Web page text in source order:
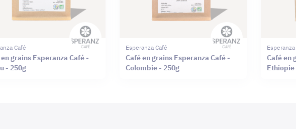
Café
grains Esperanza Café -
- 250g
Esperanza Café
Café en grains Esperanza Café -
Colombie - 250g
Esperanza
Café en
Ethiopie